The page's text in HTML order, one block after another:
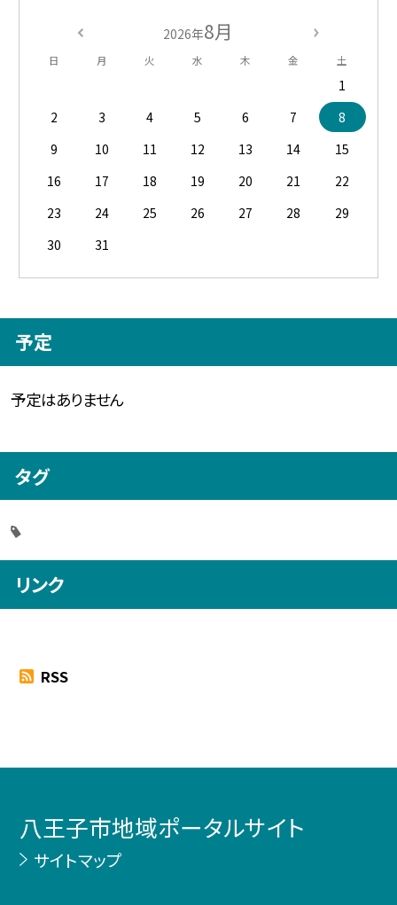
2026年8月
日 月 火 水 木 金 土
1
2
3 4 5 6 7
8
9
10 11 12 13 14
15
16
17 18 19 20 21
22
23
24 25 26 27 28
29
30
31
予定
予定はありません
タグ
リンク
RSS
八王子市地域ポータルサイト
サイトマップ